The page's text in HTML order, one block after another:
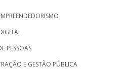
PESSOAS
E GESTÃO PÚBLICA